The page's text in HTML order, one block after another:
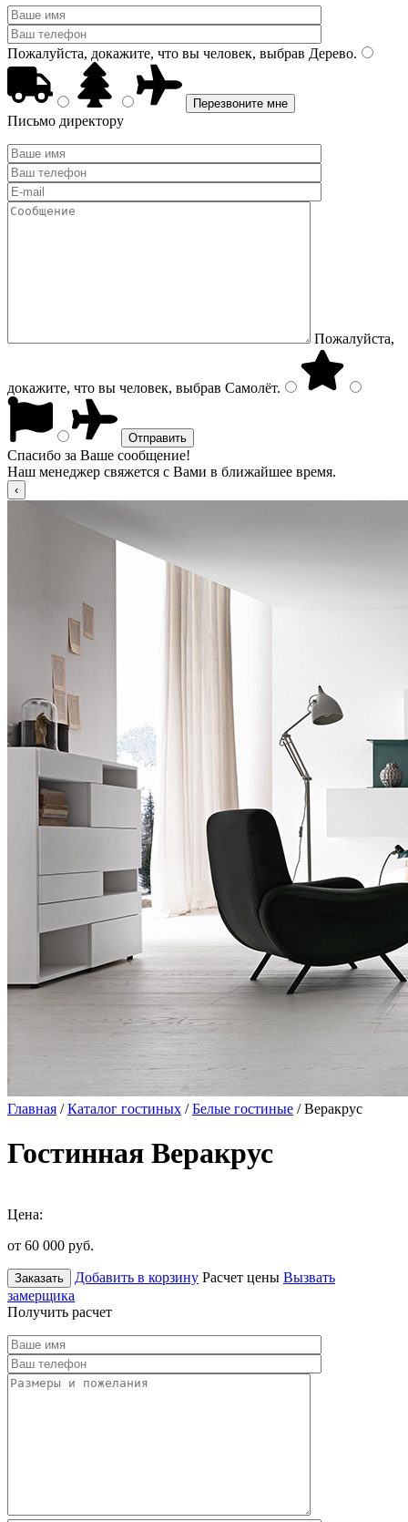
Пожалуйста, докажите, что вы человек, выбрав Дерево.
Письмо директору
Пожалуйста,
докажите, что вы человек, выбрав Самолёт.
Спасибо за Ваше сообщение!
Наш менеджер свяжется с Вами в ближайшее время.
Главная /Каталог гостиных /Белые гостиные / Веракрус
Гостинная Веракрус
Цена:
от 60 000 руб.
Заказать Добавить в корзину Расчет цены Вызвать
замерщика
Получить расчет